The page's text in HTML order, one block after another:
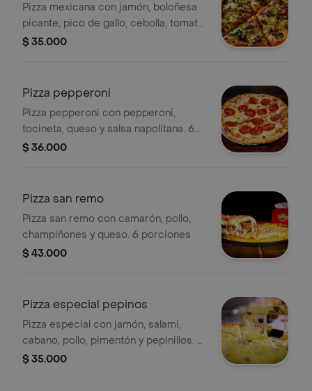
Pizza mexicana con jamón, boloñesa
picante, pico de gallo, cebolla, tomate,
tocineta y queso. 6 porciones
$ 35.000
Pizza pepperoni
Pizza pepperoni con pepperoni,
tocineta, queso y salsa napolitana. 6
porciones.
$ 36.000
Pizza san remo
Pizza san remo con camarón, pollo,
champiñones y queso. 6 porciones
$ 43.000
Pizza especial pepinos
Pizza especial con jamón, salami,
cabano, pollo, pimentón y pepinillos. 6
porciones
$ 35.000